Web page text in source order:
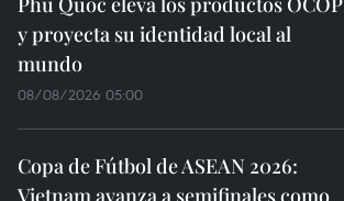
y proyecta su identidad local al
mundo
08/08/2026 05:00
Copa de Fútbol de ASEAN 2026:
Vietnam avanza a semifinales como